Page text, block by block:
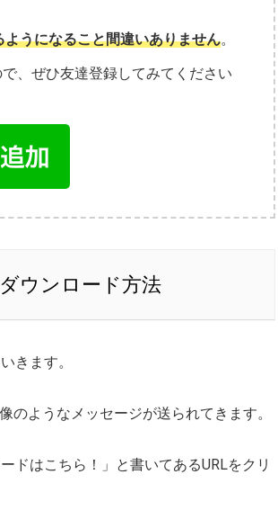
うになること間違いありません。
、ぜひ友達登録してみてください
ウンロード方法
きます。
のようなメッセージが送られてきます。
ドはこちら！」と書いてあるURLをクリ